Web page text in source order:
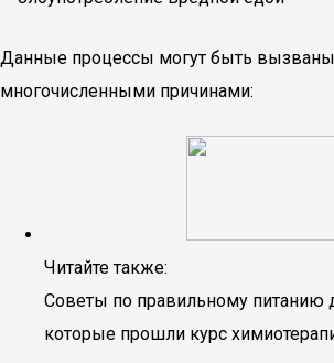
Данные процессы могут быть вызваны
многочисленными причинами:
Читайте также:
Советы по правильному питанию
которые прошли курс